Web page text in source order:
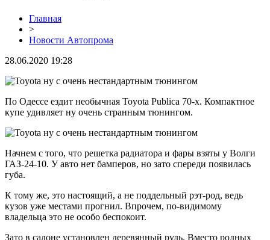
Главная
>
Новости Автопрома
28.06.2020 19:28
По Одессе ездит необычная Toyota Publica 70-х. Компактное
купе удивляет ну очень странным тюнингом.
Начнем с того, что решетка радиатора и фары взяты у Волги
ГАЗ-24-10. У авто нет бамперов, но зато спереди появилась
губа.
К тому же, это настоящий, а не поддельный рэт-род, ведь
кузов уже местами прогнил. Впрочем, по-видимому
владельца это не особо беспокоит.
Зато в салоне установлен деревянный руль. Вместо родных